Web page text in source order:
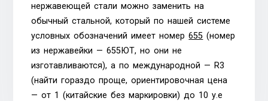
нержавеющей стали можно заменить на
обычный стальной, который по нашей системе
условных обозначений имеет номер655 (номер
из нержавейки — 655ЮТ, но они не
изготавливаются), а по международной — R3
(найти гораздо проще, ориентировочная цена
— от 1 (китайские без маркировки) до 10 у.е